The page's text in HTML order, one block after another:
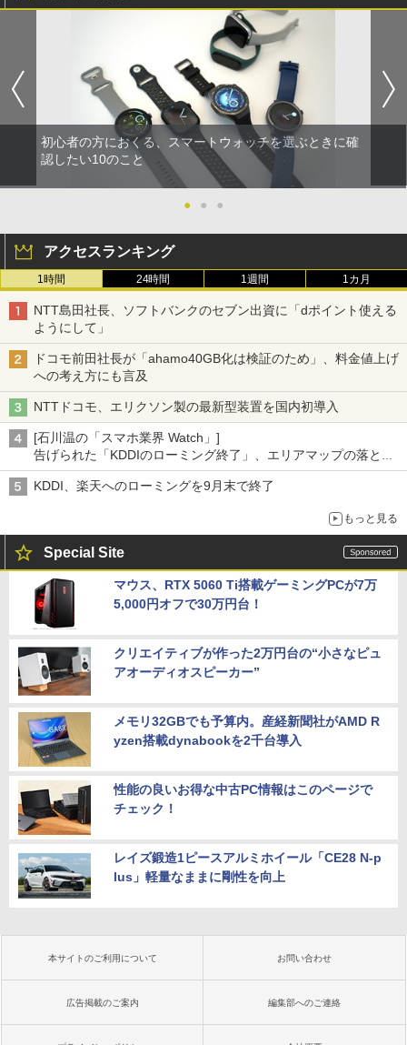
初心者の方におくる、スマートウォッチを選ぶときに確
認したい10のこと
● ● ●
アクセスランキング
1時間 24時間 1週間 1カ月
NTT島田社長、ソフトバンクのセブン出資に「dポイント使える
ようにして」
ドコモ前田社長が「ahamo40GB化は検証のため」、料金値上げ
への考え方にも言及
NTTドコモ、エリクソン製の最新型装置を国内初導入
[石川温の「スマホ業界 Watch」]
告げられた「KDDIのローミング終了」、エリアマップの落とし
穴と楽天モバイルの課題
KDDI、楽天へのローミングを9月末で終了
もっと見る
Special Site
マウス、RTX 5060 Ti搭載ゲーミングPCが7万
5,000円オフで30万円台！
クリエイティブが作った2万円台の“小さなピュ
アオーディオスピーカー”
メモリ32GBでも予算内。産経新聞社がAMD R
yzen搭載dynabookを2千台導入
性能の良いお得な中古PC情報はこのページで
チェック！
レイズ鍛造1ピースアルミホイール「CE28 N-p
lus」軽量なままに剛性を向上
本サイトのご利用について お問い合わせ
広告掲載のご案内 編集部へのご連絡